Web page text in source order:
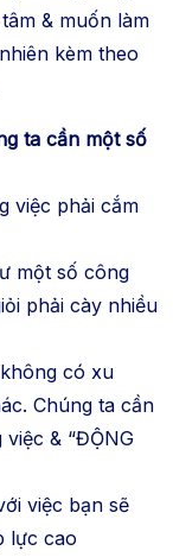
& muốn làm
kèm theo
ta cần một số
việc phải cắm
một số công
phải cày nhiều
có xu
Chúng ta cần
& “ĐỘNG
việc bạn sẽ
lực cao